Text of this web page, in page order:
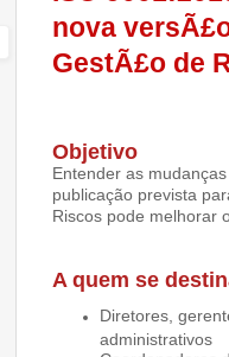
nova
GestÃ£o de
Objetivo
Entender as
publicação prevista
Riscos pode melhorar
A quem se
Diretores,
administrativos